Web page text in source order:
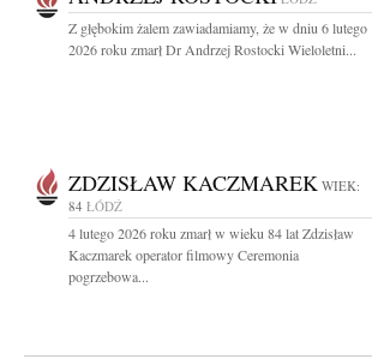
Z głębokim żalem zawiadamiamy, że w dniu 6 lutego
2026 roku zmarł Dr Andrzej Rostocki Wieloletni...
ZDZISŁAW KACZMAREK WIEK:
84 ŁÓDŹ
4 lutego 2026 roku zmarł w wieku 84 lat Zdzisław
Kaczmarek operator filmowy Ceremonia
pogrzebowa...